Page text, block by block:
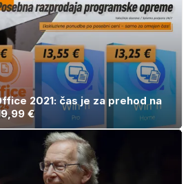
2021: čas je za prehod na
€